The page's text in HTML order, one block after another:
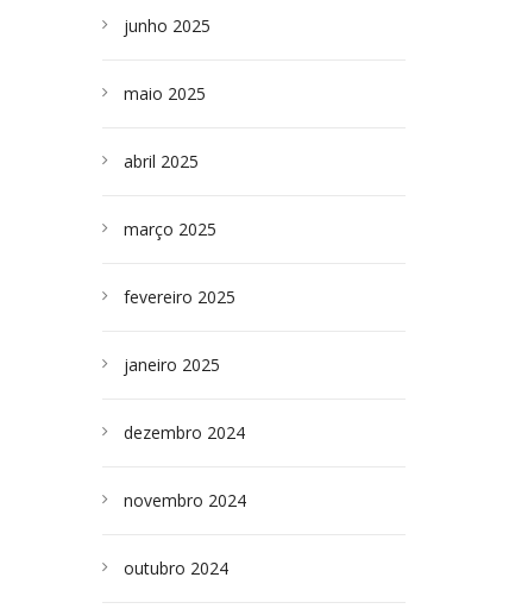
junho 2025
maio 2025
abril 2025
março 2025
fevereiro 2025
janeiro 2025
dezembro 2024
novembro 2024
outubro 2024